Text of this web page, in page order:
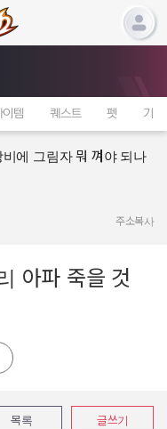
이템 퀘스트 펫 기타
에 그림자 뭐 껴야 되나
주소복사
아파 죽을 것
목록 글쓰기